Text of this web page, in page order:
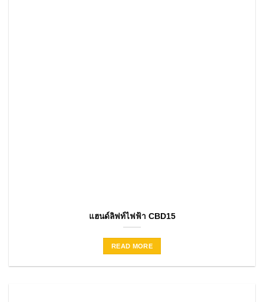
แฮนด์ลิฟท์ไฟฟ้า CBD15
READ MORE